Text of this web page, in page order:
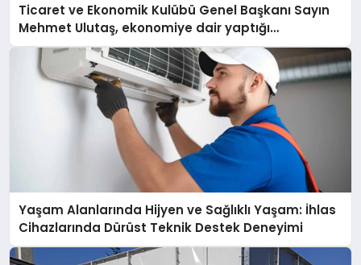
Ticaret ve Ekonomik Kulübü Genel Başkanı Sayın
Mehmet Ulutaş, ekonomiye dair yaptığı
açıklamada şunları kaydetti:
Yaşam Alanlarında Hijyen ve Sağlıklı Yaşam: İhlas
Cihazlarında Dürüst Teknik Destek Deneyimi